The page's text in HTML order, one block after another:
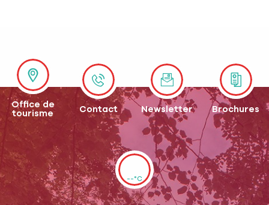
Office de
tourisme
Contact Newsletter Brochures
--°C